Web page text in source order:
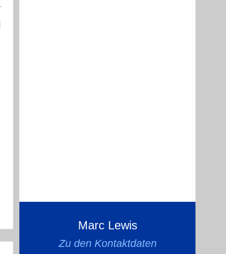
Marc Lewis
Zu den Kontaktdaten